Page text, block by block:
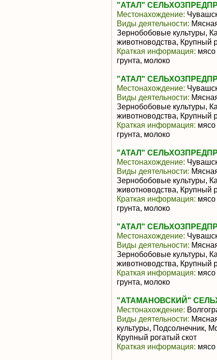
"АТАЛ"
Местонахождение:
Виды деятельности:
Зернобобовые культуры,
животноводства, Крупный
Краткая информация: мясо
грунта, молоко
"АТАЛ"
Местонахождение:
Виды деятельности:
Зернобобовые культуры,
животноводства, Крупный
Краткая информация: мясо
грунта, молоко
"АТАЛ"
Местонахождение:
Виды деятельности:
Зернобобовые культуры,
животноводства, Крупный
Краткая информация: мясо
грунта, молоко
"АТАЛ"
Местонахождение:
Виды деятельности:
Зернобобовые культуры,
животноводства, Крупный
Краткая информация: мясо
грунта, молоко
"АТАМАНОВСКИЙ"
Местонахождение:
Виды деятельности:
культуры, Подсолнечник,
Крупный рогатый скот
Краткая информация: мясо